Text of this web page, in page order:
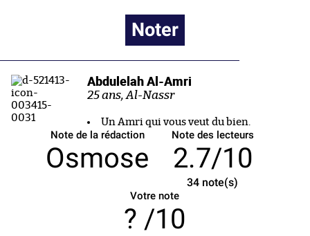
Noter
Abdulelah Al-Amri
25 ans, Al-Nassr
Un Amri qui vous veut du bien.
Note de la rédaction
Osmose
Note des lecteurs
2.7/10
34 note(s)
Votre note
/10